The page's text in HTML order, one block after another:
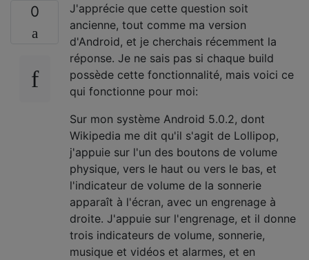
0
J'apprécie que cette question soit
ancienne, tout comme ma version
d'Android, et je cherchais récemment la
réponse. Je ne sais pas si chaque build
possède cette fonctionnalité, mais voici ce
qui fonctionne pour moi:
Sur mon système Android 5.0.2, dont
Wikipedia me dit qu'il s'agit de Lollipop,
j'appuie sur l'un des boutons de volume
physique, vers le haut ou vers le bas, et
l'indicateur de volume de la sonnerie
apparaît à l'écran, avec un engrenage à
droite. J'appuie sur l'engrenage, et il donne
trois indicateurs de volume, sonnerie,
musique et vidéos et alarmes, et en